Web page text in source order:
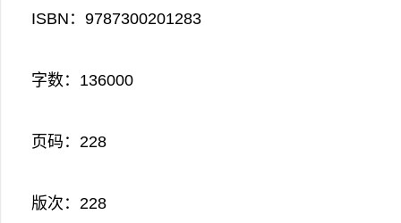
ISBN：9787300201283
字数：136000
页码：228
版次：228